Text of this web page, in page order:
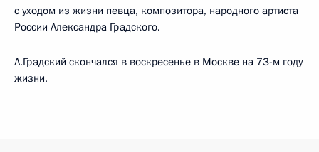
с уходом из жизни певца, композитора, народного артиста
России Александра Градского.
А.Градский скончался в воскресенье в Москве на 73-м году
жизни.